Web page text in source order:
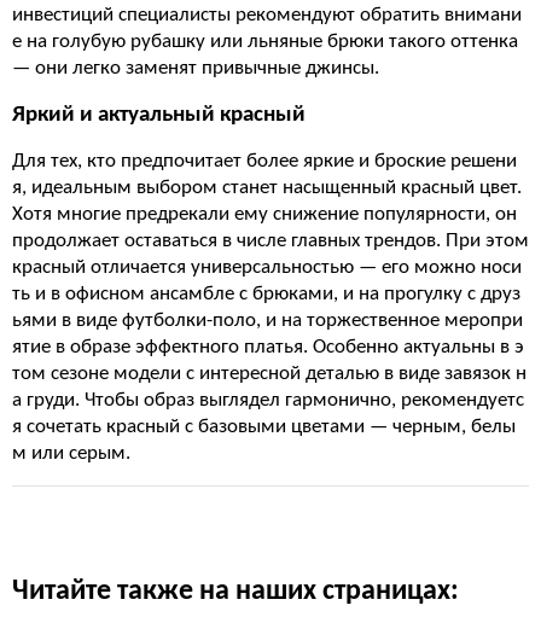
инвестиций специалисты рекомендуют обратить внимани
е на голубую рубашку или льняные брюки такого оттенка
— они легко заменят привычные джинсы.
Яркий и актуальный красный
Для тех, кто предпочитает более яркие и броские решени
я, идеальным выбором станет насыщенный красный цвет.
Хотя многие предрекали ему снижение популярности, он
продолжает оставаться в числе главных трендов. При этом
красный отличается универсальностью — его можно носи
ть и в офисном ансамбле с брюками, и на прогулку с друз
ьями в виде футболки-поло, и на торжественное меропри
ятие в образе эффектного платья. Особенно актуальны в э
том сезоне модели с интересной деталью в виде завязок н
а груди. Чтобы образ выглядел гармонично, рекомендуетс
я сочетать красный с базовыми цветами — черным, белы
м или серым.
Читайте также на наших страницах: